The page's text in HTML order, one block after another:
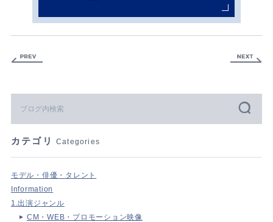
カテゴリ Categories
モデル・俳優・タレント
Information
1.出演ジャンル
CM・WEB・プロモーション映像